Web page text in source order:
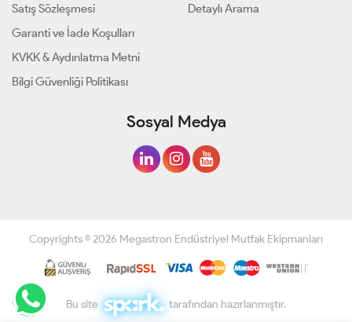
Satış Sözleşmesi
Garanti ve İade Koşulları
KVKK & Aydınlatma Metni
Bilgi Güvenliği Politikası
Detaylı Arama
Sosyal Medya
Copyrights © 2026 Megastron Endüstriyel Mutfak Ekipmanları
Bu site tarafından hazırlanmıştır.